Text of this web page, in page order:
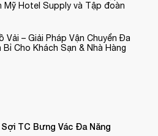
Mỹ Hotel Supply và Tập đoàn
Vải – Giải Pháp Vận Chuyển Đa
Bỉ Cho Khách Sạn & Nhà Hàng
TC Bưng Vác Đa Năng